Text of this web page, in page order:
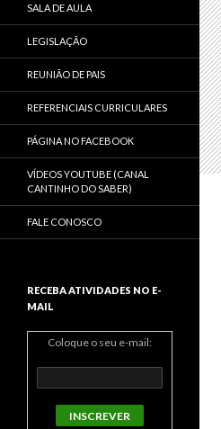
SALA DE AULA
LEGISLAÇÃO
REUNIÃO DE PAIS
REFERENCIAIS CURRICULARES
PÁGINA NO FACEBOOK
VÍDEOS YOUTUBE (CANAL
CANTINHO DO SABER)
FALE CONOSCO
RECEBA ATIVIDADES NO E-
MAIL
Coloque o seu e-mail: